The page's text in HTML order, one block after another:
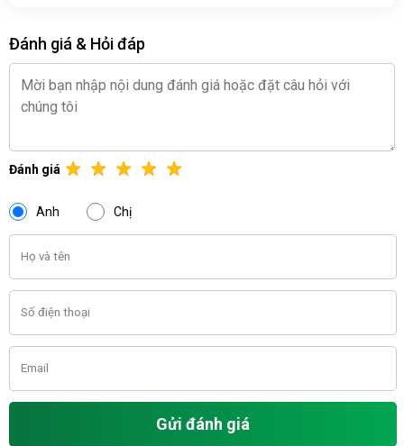
Đánh giá & Hỏi đáp
Đánh giá
Anh Chị
Gửi đánh giá